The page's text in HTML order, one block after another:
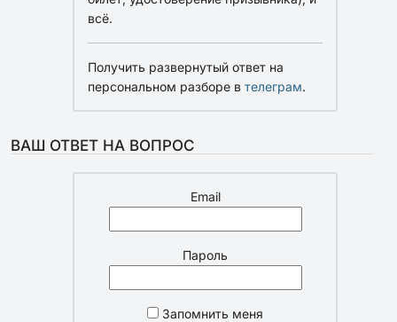
всё.
Получить развернутый ответ на
персональном разборе в телеграм.
ВАШ ОТВЕТ НА ВОПРОС
Email
Пароль
Запомнить меня